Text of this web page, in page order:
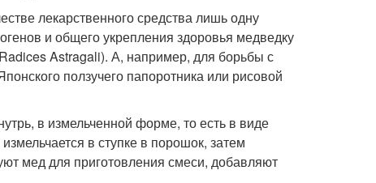
лекарственного средства лишь одну
и общего укрепления здоровья медведку
Astragali). А, например, для борьбы с
ползучего папоротника или рисовой
в измельченной форме, то есть в виде
в ступке в порошок, затем
мед для приготовления смеси, добавляют